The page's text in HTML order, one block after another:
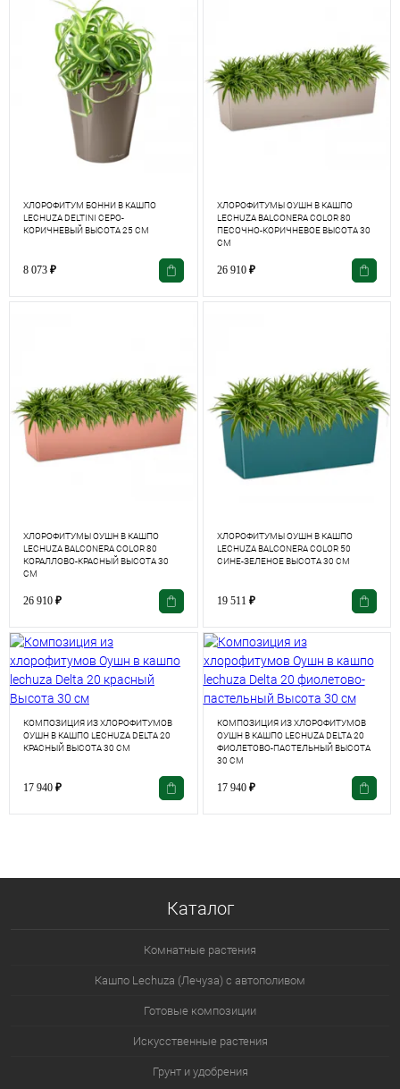
ХЛОРОФИТУМ БОННИ В КАШПО
LECHUZA DELTINI СЕРО-
КОРИЧНЕВЫЙ ВЫСОТА 25 СМ
8 073 ₽
ХЛОРОФИТУМЫ ОУШН В КАШПО
LECHUZA BALCONERA COLOR 80
ПЕСОЧНО-КОРИЧНЕВОЕ ВЫСОТА 30
СМ
26 910 ₽
ХЛОРОФИТУМЫ ОУШН В КАШПО
LECHUZA BALCONERA COLOR 80
КОРАЛЛОВО-КРАСНЫЙ ВЫСОТА 30
СМ
26 910 ₽
ХЛОРОФИТУМЫ ОУШН В КАШПО
LECHUZA BALCONERA COLOR 50
СИНЕ-ЗЕЛЕНОЕ ВЫСОТА 30 СМ
19 511 ₽
КОМПОЗИЦИЯ ИЗ ХЛОРОФИТУМОВ
ОУШН В КАШПО LECHUZA DELTA 20
КРАСНЫЙ ВЫСОТА 30 СМ
17 940 ₽
КОМПОЗИЦИЯ ИЗ ХЛОРОФИТУМОВ
ОУШН В КАШПО LECHUZA DELTA 20
ФИОЛЕТОВО-ПАСТЕЛЬНЫЙ ВЫСОТА
30 СМ
17 940 ₽
Каталог
Комнатные растения
Кашпо Lechuza (Лечуза) с автополивом
Готовые композиции
Искусственные растения
Грунт и удобрения